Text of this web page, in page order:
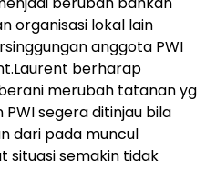
organisasi lokal lain
anggota PWI
berharap
merubah tatanan yg
segera ditinjau bila
dari pada muncul
situasi semakin tidak